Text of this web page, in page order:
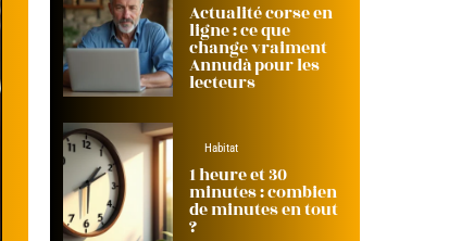
Actualité corse en
ligne : ce que
change vraiment
Annudà pour les
lecteurs
Habitat
1 heure et 30
minutes : combien
de minutes en tout
?